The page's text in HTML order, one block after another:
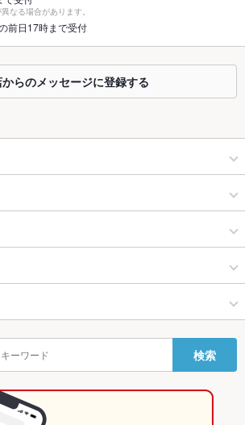
々とした個室お部屋をご用意しております！
々とした個室お部屋をご用意しております！
段差がありますが、協力して対応しますのでご案内
にコインパーキングがございます。ご利用に際はお
ださい。
なる場合があります。
前日17時まで受付
からのメッセージに登録する
御茶ノ水 × 居酒屋
御茶ノ水 × 和風
皮 もつ鍋 とんこつラーメン
グ
グ
・御茶ノ水のグルメランキング
検索